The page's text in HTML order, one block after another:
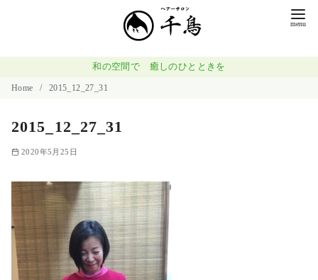
和の空間で 癒しのひとときを
Home 2015_12_27_31
2015_12_27_31
2020年5月25日